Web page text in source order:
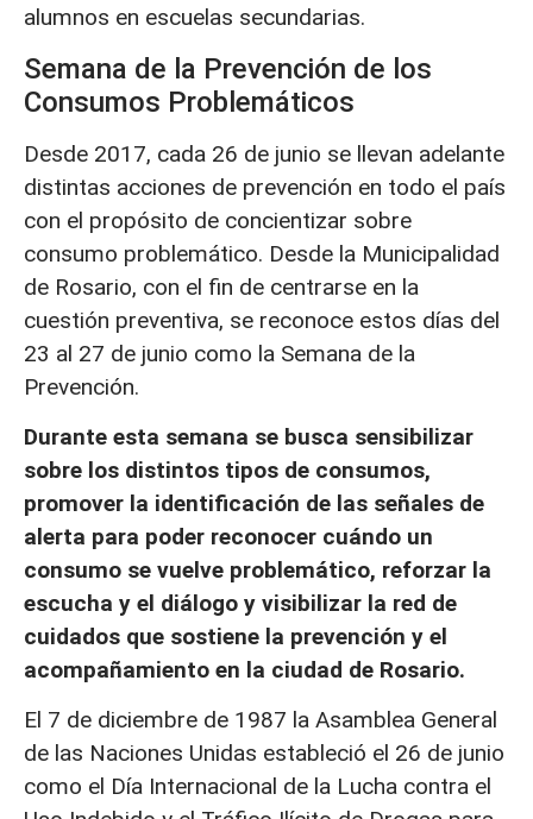
alumnos en escuelas secundarias.
Semana de la Prevención de los
Consumos Problemáticos
Desde 2017, cada 26 de junio se llevan adelante
distintas acciones de prevención en todo el país
con el propósito de concientizar sobre
consumo problemático. Desde la Municipalidad
de Rosario, con el fin de centrarse en la
cuestión preventiva, se reconoce estos días del
23 al 27 de junio como la Semana de la
Prevención.
Durante esta semana se busca sensibilizar
sobre los distintos tipos de consumos,
promover la identificación de las señales de
alerta para poder reconocer cuándo un
consumo se vuelve problemático, reforzar la
escucha y el diálogo y visibilizar la red de
cuidados que sostiene la prevención y el
acompañamiento en la ciudad de Rosario.
El 7 de diciembre de 1987 la Asamblea General
de las Naciones Unidas estableció el 26 de junio
como el Día Internacional de la Lucha contra el